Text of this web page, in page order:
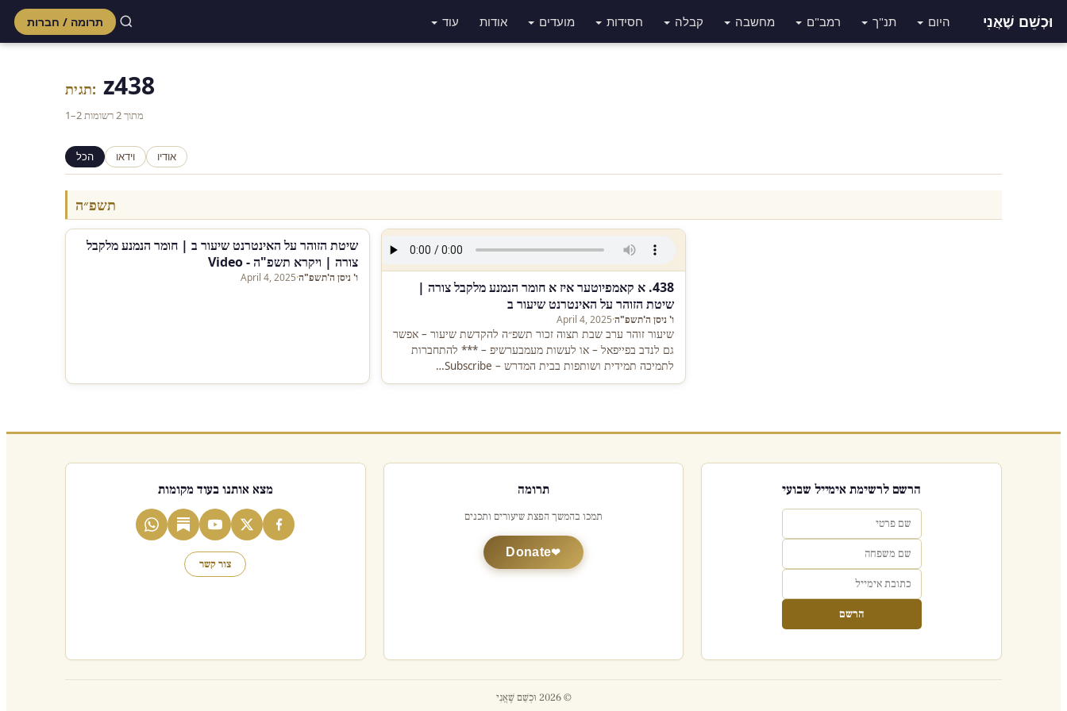
וּכְשֵׁם שֶׁאֲנִי היום תנ"ך רמב"ם מחשבה קבלה חסידות מועדים אודות עוד תרומה / חברות
תגית: z438
1–2 מתוך 2 רשומות
הכל וידאו אודיו
תשפ״ה
שיטת הזוהר על האינטרנט שיעור ב | חומר הנמנע מלקבל
צורה | ויקרא תשפ"ה - Video
ו' ניסן ה'תשפ"ה·
April 4, 2025
438. א קאמפיוטער איז א חומר הנמנע מלקבל צורה |
שיטת הזוהר על האינטרנט שיעור ב
ו' ניסן ה'תשפ"ה·
April 4, 2025
שיעור זוהר ערב שבת תצוה זכור תשפ״ה להקדשת שיעור – אפשר
גם לנדב בפייפאל – או לעשות מעמבערשיפ – *** להתחברות
לתמיכה תמידית ושותפות בבית המדרש – Subscribe…
הרשם לרשימת אימייל שבועי
הרשם
תרומה
תמכו בהמשך הפצת שיעורים ותכנים
Donate
מצא אותנו בעוד מקומות
צור קשר
© 2026 וּכְשֵׁם שֶׁאֲנִי